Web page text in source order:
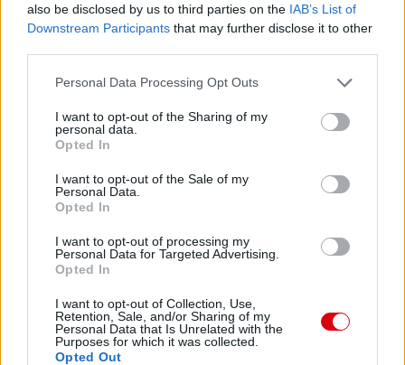
also be disclosed by us to third parties on the IAB’s List of
Downstream Participants that may further disclose it to other
Please note that this website/app uses one or more Google
not limited to your visit or usage behaviour. You may click to
grant or deny consent to Google and its third-party tags to
use your data for below specified purposes in below Google
consent section.
Personal Data Processing Opt Outs
I want to opt-out of the Sharing of my
personal data.
Opted In
I want to opt-out of the Sale of my
Personal Data.
Opted In
I want to opt-out of processing my
Personal Data for Targeted Advertising.
Opted In
I want to opt-out of Collection, Use,
Retention, Sale, and/or Sharing of my
Personal Data that Is Unrelated with the
Purposes for which it was collected.
Opted Out
Felkészülési szezon 4. mérkőzés
Nya Ullevi, Göteborg
1 nap 3 óra 59 perc 57 másodperc
Leeds Unitedvs Manchester United
ELŐZŐ MÉRKŐZÉSEK
Támogatás
Támogasd adományoddal
a ManUtdFanatics.hu működését!